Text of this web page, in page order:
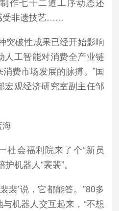
受非遗技艺……
破性成果已经开始影响
人工智能对消费全产业链
费市场发展的脉搏。”国
宏观经济研究室副主任邹
会福利院来了个“新员
机器人“裴裴”。
’说，它都能答。”80多
机器人交互起来，“不想